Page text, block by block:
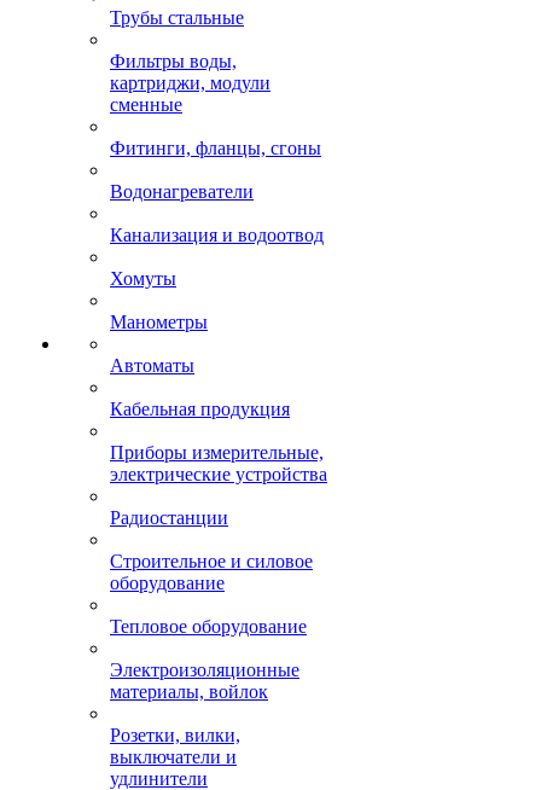
Трубы стальные
Фильтры воды,
картриджи, модули
сменные
Фитинги, фланцы, сгоны
Водонагреватели
Канализация и водоотвод
Хомуты
Манометры
Автоматы
Кабельная продукция
Приборы измерительные,
электрические устройства
Радиостанции
Строительное и силовое
оборудование
Тепловое оборудование
Электроизоляционные
материалы, войлок
Розетки, вилки,
выключатели и
удлинители